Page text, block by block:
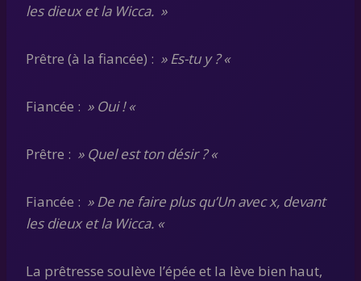
les dieux et la Wicca. »
Prêtre (à la fiancée) : » Es-tu y ? «
Fiancée : » Oui ! «
Prêtre : » Quel est ton désir ? «
Fiancée : » De ne faire plus qu’Un avec x, devant
les dieux et la Wicca. «
La prêtresse soulève l’épée et la lève bien haut,